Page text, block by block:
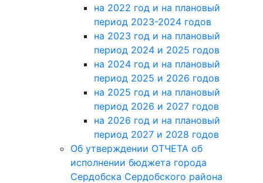
на 2022 год и на плановый
период 2023-2024 годов
на 2023 год и на плановый
период 2024 и 2025 годов
на 2024 год и на плановый
период 2025 и 2026 годов
на 2025 год и на плановый
период 2026 и 2027 годов
на 2026 год и на плановый
период 2027 и 2028 годов
Об утверждении ОТЧЕТА об
исполнении бюджета города
Сердобска Сердобского района